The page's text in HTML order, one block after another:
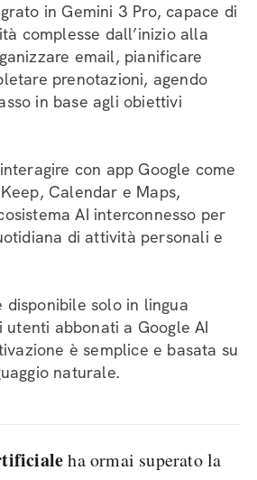
in Gemini 3 Pro, capace di
complesse dall’inizio alla
email, pianificare
prenotazioni, agendo
in base agli obiettivi
con app Google come
Calendar e Maps,
AI interconnesso per
di attività personali e
disponibile solo in lingua
utenti abbonati a Google AI
è semplice e basata su
naturale.
ha ormai superato la